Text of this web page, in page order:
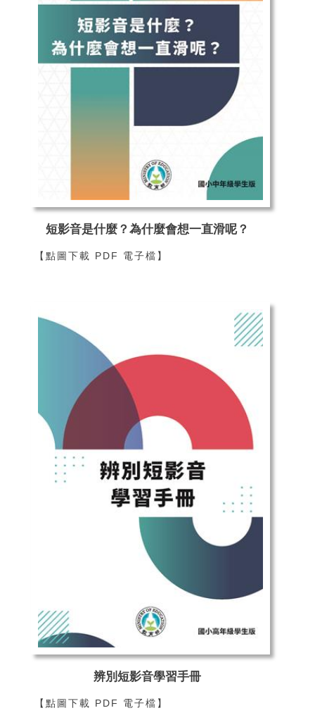
短影音是什麼？為什麼會想一直滑呢？
【點圖下載 PDF 電子檔】
辨別短影音學習手冊
【點圖下載 PDF 電子檔】